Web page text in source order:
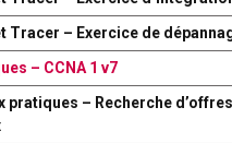
Tracer – Exercice de
– CCNA 1 v7
pratiques – Recherche